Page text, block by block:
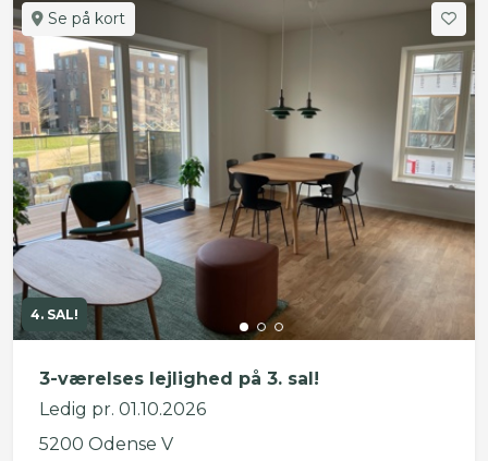
Se på kort
4. SAL!
3-værelses lejlighed på 3. sal!
Ledig pr. 01.10.2026
5200 Odense V